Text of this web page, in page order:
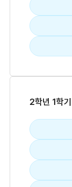
2학년 1학기